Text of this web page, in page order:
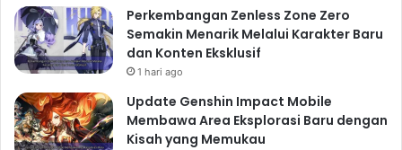
Perkembangan Zenless Zone Zero
Semakin Menarik Melalui Karakter Baru
dan Konten Eksklusif
1 hari ago
Update Genshin Impact Mobile
Membawa Area Eksplorasi Baru dengan
Kisah yang Memukau